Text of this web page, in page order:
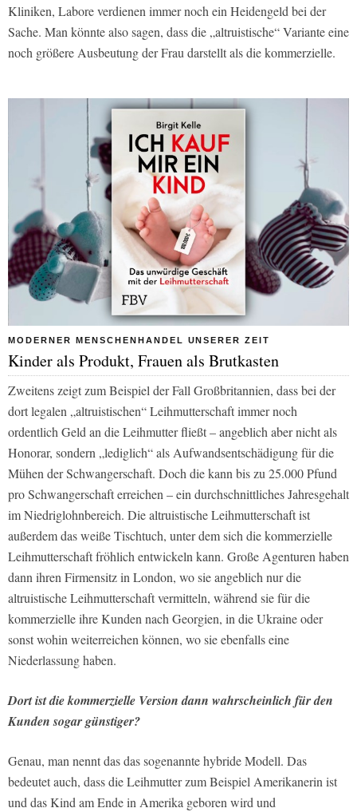
Kliniken, Labore verdienen immer noch ein Heidengeld bei der
Sache. Man könnte also sagen, dass die „altruistische“ Variante eine
noch größere Ausbeutung der Frau darstellt als die kommerzielle.
MODERNER MENSCHENHANDEL UNSERER ZEIT
Kinder als Produkt, Frauen als Brutkasten
Zweitens zeigt zum Beispiel der Fall Großbritannien, dass bei der
dort legalen „altruistischen“ Leihmutterschaft immer noch
ordentlich Geld an die Leihmutter fließt – angeblich aber nicht als
Honorar, sondern „lediglich“ als Aufwandsentschädigung für die
Mühen der Schwangerschaft. Doch die kann bis zu 25.000 Pfund
pro Schwangerschaft erreichen – ein durchschnittliches Jahresgehalt
im Niedriglohnbereich. Die altruistische Leihmutterschaft ist
außerdem das weiße Tischtuch, unter dem sich die kommerzielle
Leihmutterschaft fröhlich entwickeln kann. Große Agenturen haben
dann ihren Firmensitz in London, wo sie angeblich nur die
altruistische Leihmutterschaft vermitteln, während sie für die
kommerzielle ihre Kunden nach Georgien, in die Ukraine oder
sonst wohin weiterreichen können, wo sie ebenfalls eine
Niederlassung haben.
Dort ist die kommerzielle Version dann wahrscheinlich für den
Kunden sogar günstiger?
Genau, man nennt das das sogenannte hybride Modell. Das
bedeutet auch, dass die Leihmutter zum Beispiel Amerikanerin ist
und das Kind am Ende in Amerika geboren wird und